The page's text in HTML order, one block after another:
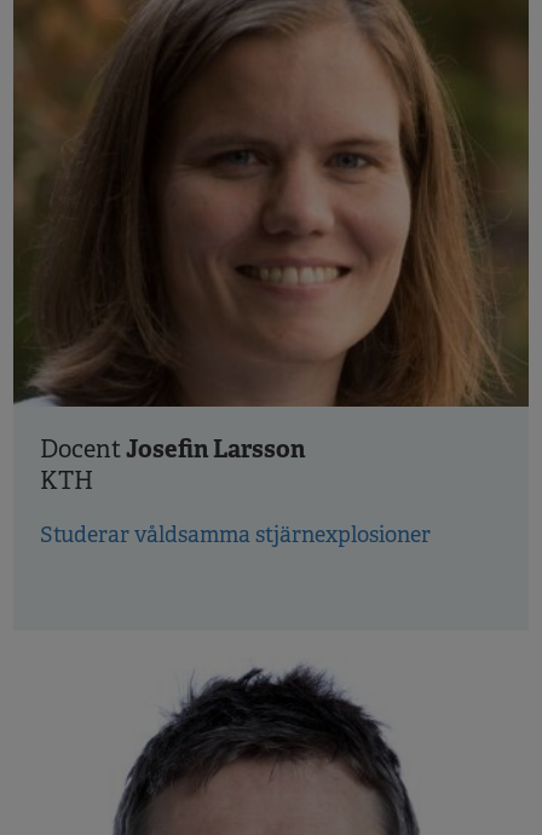
DocentJosefin Larsson
KTH
Studerar våldsamma stjärnexplosioner